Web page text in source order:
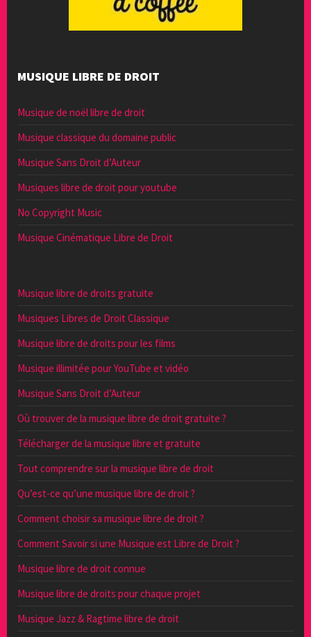
MUSIQUE LIBRE DE DROIT
Musique de noël libre de droit
Musique classique du domaine public
Musique Sans Droit d’Auteur
Musiques libre de droit pour youtube
No Copyright Music
Musique Cinématique Libre de Droit
Musique libre de droits gratuite
Musiques Libres de Droit Classique
Musique libre de droits pour les films
Musique illimitée pour YouTube et vidéo
Musique Sans Droit d’Auteur
Où trouver de la musique libre de droit gratuite ?
Télécharger de la musique libre et gratuite
Tout comprendre sur la musique libre de droit
Qu’est-ce qu’une musique libre de droit ?
Comment choisir sa musique libre de droit ?
Comment Savoir si une Musique est Libre de Droit ?
Musique libre de droit connue
Musique libre de droits pour chaque projet
Musique Jazz & Ragtime libre de droit